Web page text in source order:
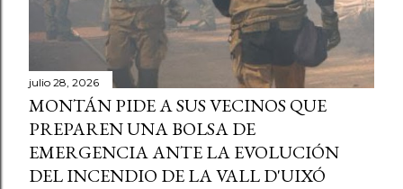
julio 28, 2026
MONTÁN PIDE A SUS VECINOS QUE
PREPAREN UNA BOLSA DE
EMERGENCIA ANTE LA EVOLUCIÓN
DEL INCENDIO DE LA VALL D'UIXÓ